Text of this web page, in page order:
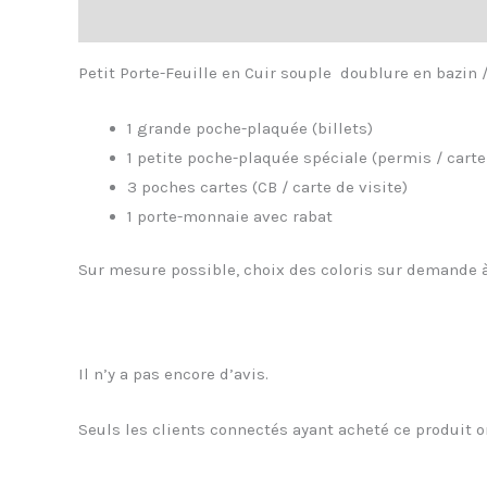
Petit Porte-Feuille en Cuir souple doublure en bazin
1 grande poche-plaquée (billets)
1 petite poche-plaquée spéciale (permis /
3 poches cartes (CB / carte de visite)
1 porte-monnaie avec rabat
Sur mesure possible, choix des coloris sur demande
Il n’y a pas encore d’avis.
Seuls les clients connectés ayant acheté ce produit